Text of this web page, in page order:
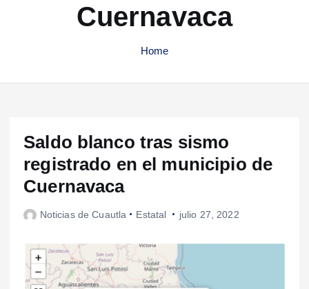
Cuernavaca
Home
Saldo blanco tras sismo
registrado en el municipio de
Cuernavaca
Noticias de Cuautla Estatal julio 27, 2022